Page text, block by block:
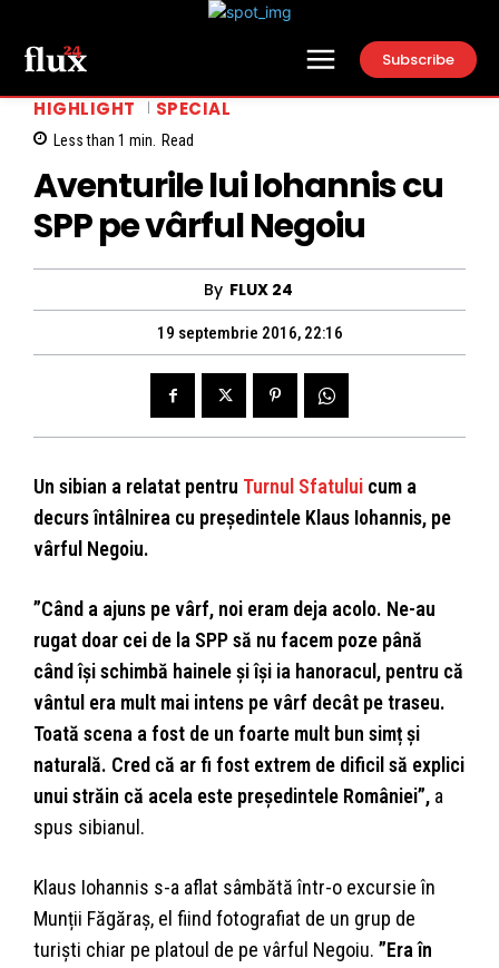
Subscribe
HIGHLIGHT SPECIAL
Less than 1 min. Read
Aventurile lui Iohannis cu
SPP pe vârful Negoiu
By FLUX 24
19 septembrie 2016, 22:16
Un sibian a relatat pentru Turnul Sfatului cum a
decurs întâlnirea cu președintele Klaus Iohannis, pe
vârful Negoiu.
”Când a ajuns pe vârf, noi eram deja acolo. Ne-au
rugat doar cei de la SPP să nu facem poze până
când își schimbă hainele și își ia hanoracul, pentru că
vântul era mult mai intens pe vârf decât pe traseu.
Toată scena a fost de un foarte mult bun simț și
naturală. Cred că ar fi fost extrem de dificil să explici
unui străin că acela este președintele României”, a
spus sibianul.
Klaus Iohannis s-a aflat sâmbătă într-o excursie în
Munții Făgăraș, el fiind fotografiat de un grup de
turiști chiar pe platoul de pe vârful Negoiu. ”Era în